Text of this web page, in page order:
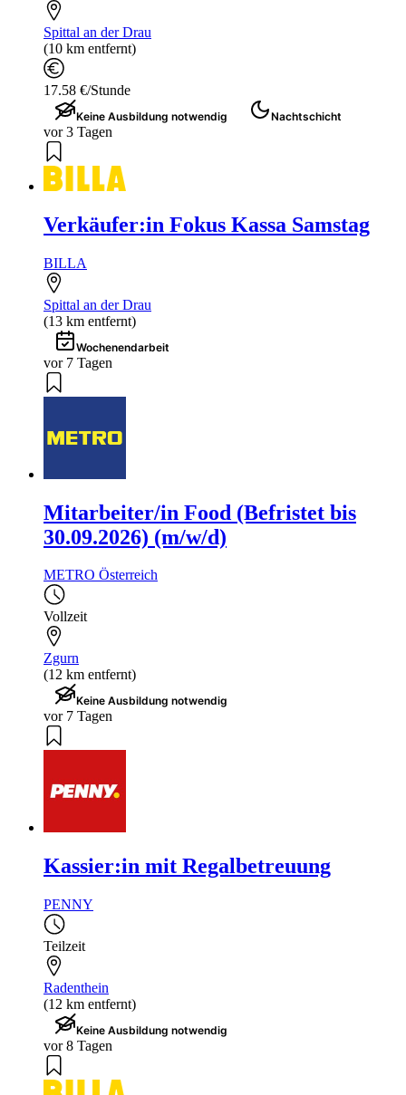
Spittal an der Drau
(10 km entfernt)
17.58 €/Stunde
Keine Ausbildung notwendig Nachtschicht
vor 3 Tagen
Verkäufer:in Fokus Kassa Samstag
BILLA
Spittal an der Drau
(13 km entfernt)
Wochenendarbeit
vor 7 Tagen
Mitarbeiter/in Food (Befristet bis
30.09.2026) (m/w/d)
METRO Österreich
Vollzeit
Zgurn
(12 km entfernt)
Keine Ausbildung notwendig
vor 7 Tagen
Kassier:in mit Regalbetreuung
PENNY
Teilzeit
Radenthein
(12 km entfernt)
Keine Ausbildung notwendig
vor 8 Tagen